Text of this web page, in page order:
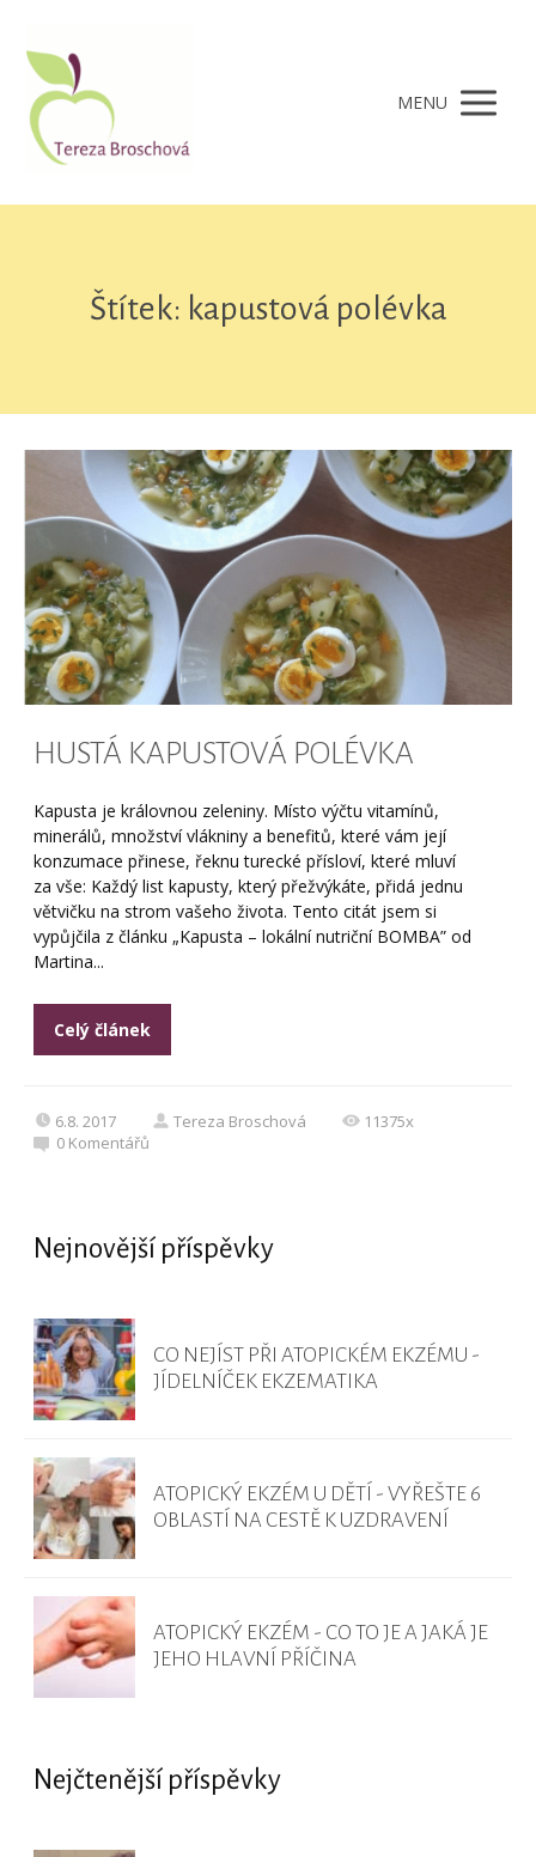
MENU
Štítek: kapustová polévka
HUSTÁ KAPUSTOVÁ POLÉVKA
Kapusta je královnou zeleniny. Místo výčtu vitamínů,
minerálů, množství vlákniny a benefitů, které vám její
konzumace přinese, řeknu turecké přísloví, které mluví
za vše: Každý list kapusty, který přežvýkáte, přidá jednu
větvičku na strom vašeho života. Tento citát jsem si
vypůjčila z článku „Kapusta – lokální nutriční BOMBA” od
Martina...
Celý článek
6.8. 2017 Tereza Broschová
11375x
0 Komentářů
Nejnovější příspěvky
CO NEJÍST PŘI ATOPICKÉM EKZÉMU -
JÍDELNÍČEK EKZEMATIKA
ATOPICKÝ EKZÉM U DĚTÍ - VYŘEŠTE 6
OBLASTÍ NA CESTĚ K UZDRAVENÍ
ATOPICKÝ EKZÉM - CO TO JE A JAKÁ JE
JEHO HLAVNÍ PŘÍČINA
Nejčtenější příspěvky